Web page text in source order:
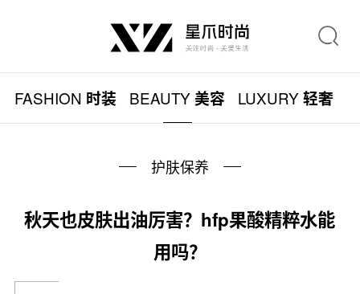
FASHION 时装 BEAUTY美容 LUXURY轻奢
护肤保养
秋天也皮肤出油厉害？hfp果酸精粹水能
用吗？